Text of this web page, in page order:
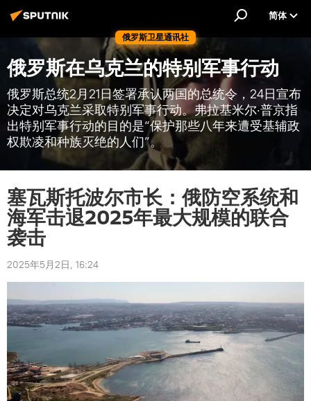
俄罗斯卫星通讯社
简体
俄罗斯在乌克兰的特别军事行动
俄罗斯总统2月21日签署承认两国的总统令，24日宣布
决定对乌克兰采取特别军事行动。弗拉基米尔·普京指
出特别军事行动的目的是“保护那些八年来遭受基辅政
权欺凌和种族灭绝的人们”。
塞瓦斯托波尔市长：俄防空系统和
海军击退2025年最大规模的联合
袭击
2025年5月2日, 16:24